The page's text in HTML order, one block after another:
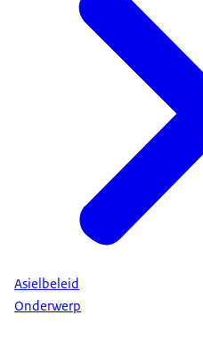
Asielbeleid
Onderwerp